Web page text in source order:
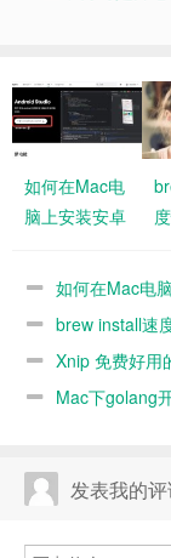
如何在Mac电
脑上安装安卓
如何在Mac电
brew install速
Xnip 免费好用
Mac下golang
发表我的